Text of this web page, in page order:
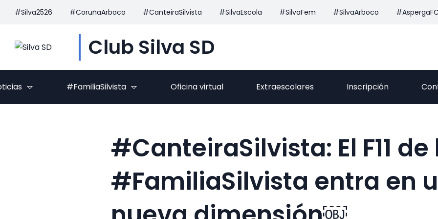
#Silva2526 #CoruñaArboco #CanteiraSilvista #SilvaEscola #SilvaFem #SilvaArboco #AspergaFC
Club Silva SD
#FamiliaSilvista Oficina virtual Extraescolares Inscripción
#CanteiraSilvista: El F11 de
#FamiliaSilvista entra en